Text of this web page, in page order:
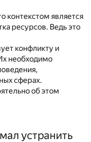
контекстом является
ресурсов. Ведь это
конфликту и
необходимо
сферах.
об этом
устранить